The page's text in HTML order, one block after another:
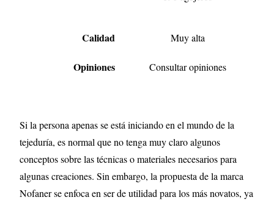
Calidad Muy alta
Opiniones Consultar opiniones
Si la persona apenas se está iniciando en el mundo de la
tejeduría, es normal que no tenga muy claro algunos
conceptos sobre las técnicas o materiales necesarios para
algunas creaciones. Sin embargo, la propuesta de la marca
Nofaner se enfoca en ser de utilidad para los más novatos, ya